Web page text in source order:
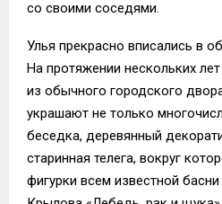
со своими соседями.
Улья прекрасно вписались в
На протяжении нескольких
из обычного городского
украшают не только
беседка, деревянный
старинная телега, вокруг
фигурки всем известной